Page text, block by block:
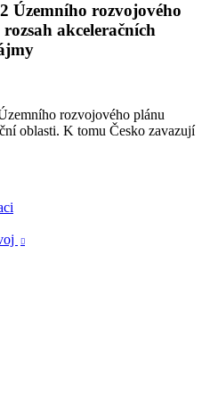
Územního rozvojového
akceleračních
rozvojového plánu
oblasti. K tomu Česko zavazují
